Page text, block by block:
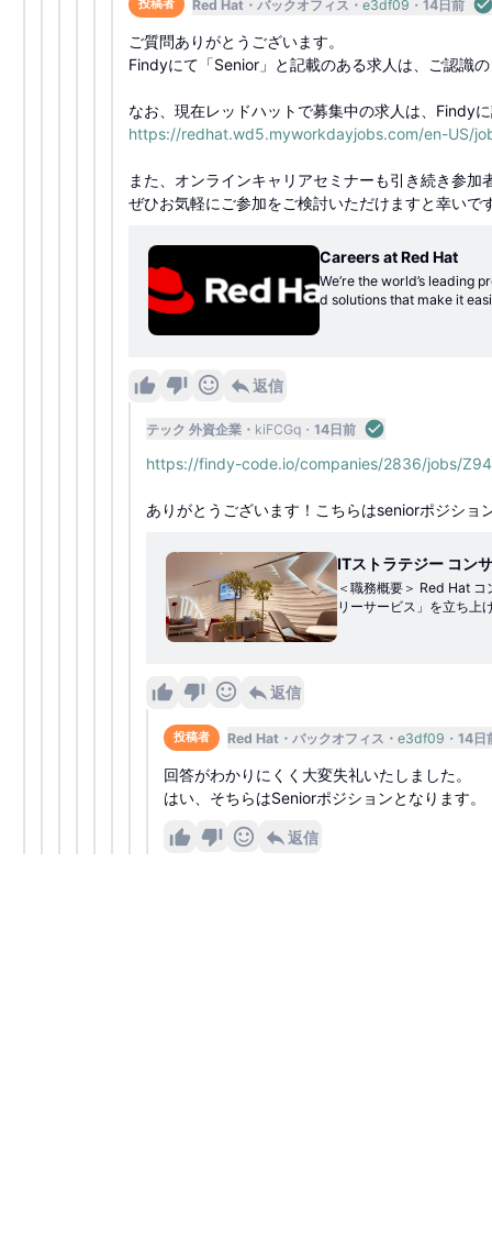
投稿者 Red Hat バックオフィス e3df09 14日前
ご質問ありがとうございます。
Findyにて「Senior」と記載のある求人は、ご認識
なお、現在レッドハットで募集中の求人は、Findy
https://redhat.wd5.myworkdayjobs.com/en-US/
また、オンラインキャリアセミナーも引き続き参
ぜひお気軽にご参加をご検討いただけますと幸いで
Careers at Red Hat
We’re the world’s leading
d solutions that make it
返信
テック 外資企業 kiFCGq 14日前
https://findy-code.io/companies/2836/jobs/
ありがとうございます！こちらはseniorポジショ
ITストラテジー コン
＜職務概要＞ Red Hat コ
リーサービス」を立ち上
す。 本ポジションは従来
期的なITロードマップの
的な業務プロセス改革（
支援： ・ステークホルダ
定後のPMOとして、プロジェクトの成功に向けた伴走支援
返信
投稿者 Red Hat バックオフィス e3df09 14日
回答がわかりにくく大変失礼いたしました。
はい、そちらはSeniorポジションとなります。
返信